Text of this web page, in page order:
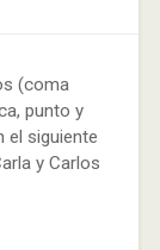
(coma
punto y
el siguiente
y Carlos